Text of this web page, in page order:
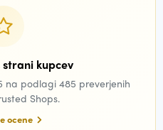
kupcev
na podlagi 485 preverjenih
Shops.
ocene